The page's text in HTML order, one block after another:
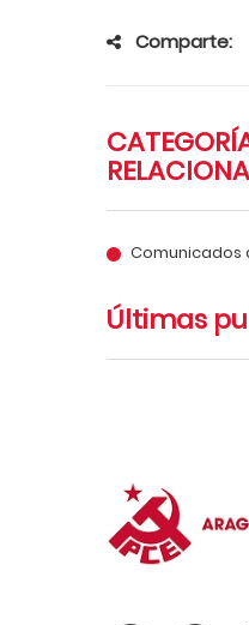
Comparte:
Comunicados
Últimas